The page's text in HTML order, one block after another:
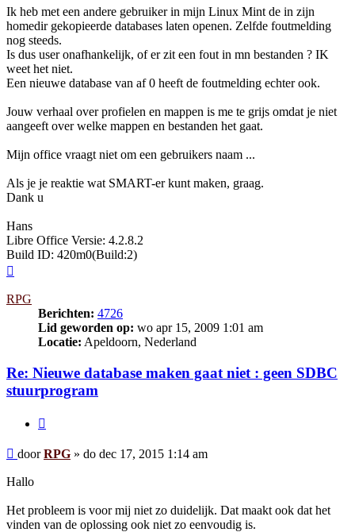
Ik heb met een andere gebruiker in mijn Linux Mint de in zijn
homedir gekopieerde databases laten openen. Zelfde foutmelding
nog steeds.
Is dus user onafhankelijk, of er zit een fout in mn bestanden ? IK
weet het niet.
Een nieuwe database van af 0 heeft de foutmelding echter ook.
Jouw verhaal over profielen en mappen is me te grijs omdat je niet
aangeeft over welke mappen en bestanden het gaat.
Mijn office vraagt niet om een gebruikers naam ...
Als je je reaktie wat SMART-er kunt maken, graag.
Dank u
Hans
Libre Office Versie: 4.2.8.2
Build ID: 420m0(Build:2)
RPG
Berichten: 4726
Lid geworden op: wo apr 15, 2009 1:01 am
Locatie: Apeldoorn, Nederland
Re: Nieuwe database maken gaat niet : geen SDBC
stuurprogram
Bericht
doorRPG » do dec 17, 2015 1:14 am
Hallo
Het probleem is voor mij niet zo duidelijk. Dat maakt ook dat het
vinden van de oplossing ook niet zo eenvoudig is.